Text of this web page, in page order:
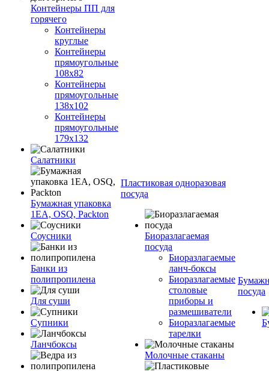
Контейнеры ПП для
горячего
Контейнеры
круглые
Контейнеры
прямоугольные
108х82
Контейнеры
прямоугольные
138х102
Контейнеры
прямоугольные
179х132
Салатники
Бумажная упаковка
1ЕА, OSQ, Packton
Соусники
Банки из
полипропилена
Для суши
Супники
Ланчбоксы
Пластиковая одноразовая
посуда
Биоразлагаемая
посуда
Биоразлагаемые
ланч-боксы
Биоразлагаемые
столовые
приборы и
размешиватели
Биоразлагаемые
тарелки
Молочные стаканы
посуда